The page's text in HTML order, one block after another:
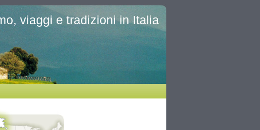
viaggi e tradizioni in Italia